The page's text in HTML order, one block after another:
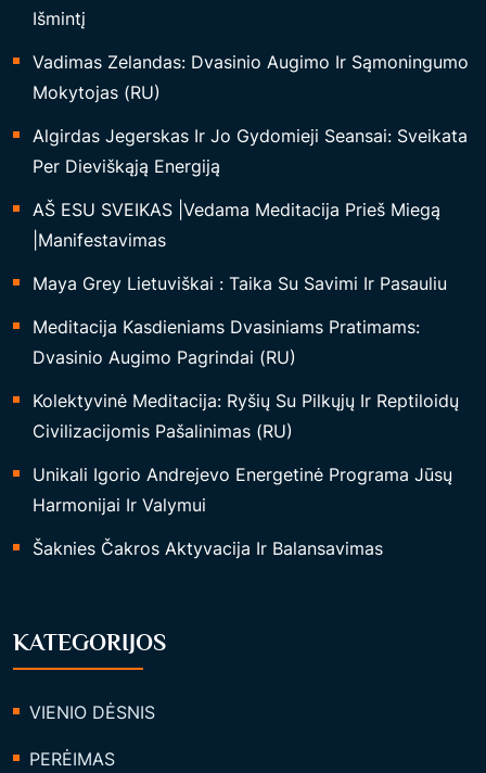
Išmintį
Vadimas Zelandas: Dvasinio Augimo Ir Sąmoningumo
Mokytojas (RU)
Algirdas Jegerskas Ir Jo Gydomieji Seansai: Sveikata
Per Dieviškąją Energiją
AŠ ESU SVEIKAS |Vedama Meditacija Prieš Miegą
|Manifestavimas
Maya Grey Lietuviškai : Taika Su Savimi Ir Pasauliu
Meditacija Kasdieniams Dvasiniams Pratimams:
Dvasinio Augimo Pagrindai (RU)
Kolektyvinė Meditacija: Ryšių Su Pilkųjų Ir Reptiloidų
Civilizacijomis Pašalinimas (RU)
Unikali Igorio Andrejevo Energetinė Programa Jūsų
Harmonijai Ir Valymui
Šaknies Čakros Aktyvacija Ir Balansavimas
KATEGORIJOS
VIENIO DĖSNIS
PERĖIMAS